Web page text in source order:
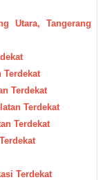
Utara, Tangerang
Terdekat
Terdekat
Terdekat
Terdekat
Terdekat